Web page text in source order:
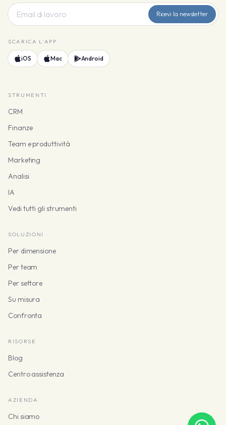
Ricevi la newsletter
SCARICA L'APP
iOS Mac Android
STRUMENTI
CRM
Finanze
Team e produttività
Marketing
Analisi
IA
Vedi tutti gli strumenti
SOLUZIONI
Per dimensione
Per team
Per settore
Su misura
Confronta
RISORSE
Blog
Centro assistenza
AZIENDA
Chi siamo